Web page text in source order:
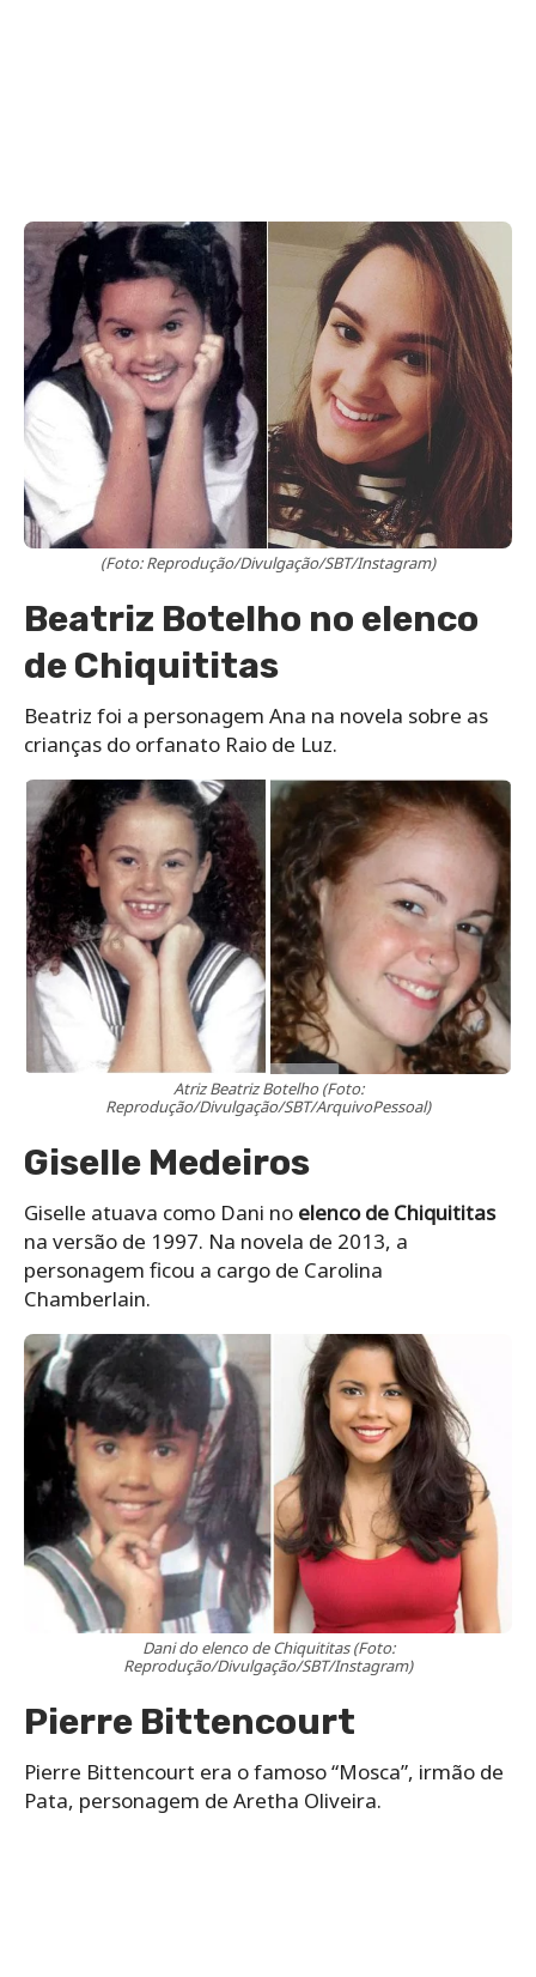
(Foto: Reprodução/Divulgação/SBT/Instagram)
Beatriz Botelho no elenco
de Chiquititas
Beatriz foi a personagem Ana na novela sobre as
crianças do orfanato Raio de Luz.
Atriz Beatriz Botelho (Foto:
Reprodução/Divulgação/SBT/ArquivoPessoal)
Giselle Medeiros
Giselle atuava como Dani no elenco de Chiquititas
na versão de 1997. Na novela de 2013, a
personagem ficou a cargo de Carolina
Chamberlain.
Dani do elenco de Chiquititas (Foto:
Reprodução/Divulgação/SBT/Instagram)
Pierre Bittencourt
Pierre Bittencourt era o famoso “Mosca”, irmão de
Pata, personagem de Aretha Oliveira.